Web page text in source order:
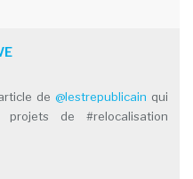
de @lestrepublicain qui
de #relocalisation